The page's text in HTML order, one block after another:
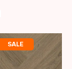
SALE